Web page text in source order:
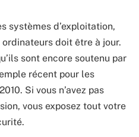
systèmes d’exploitation,
doit être à jour.
sont encore soutenu par
récent pour les
Si vous n’avez pas
vous exposez tout votre